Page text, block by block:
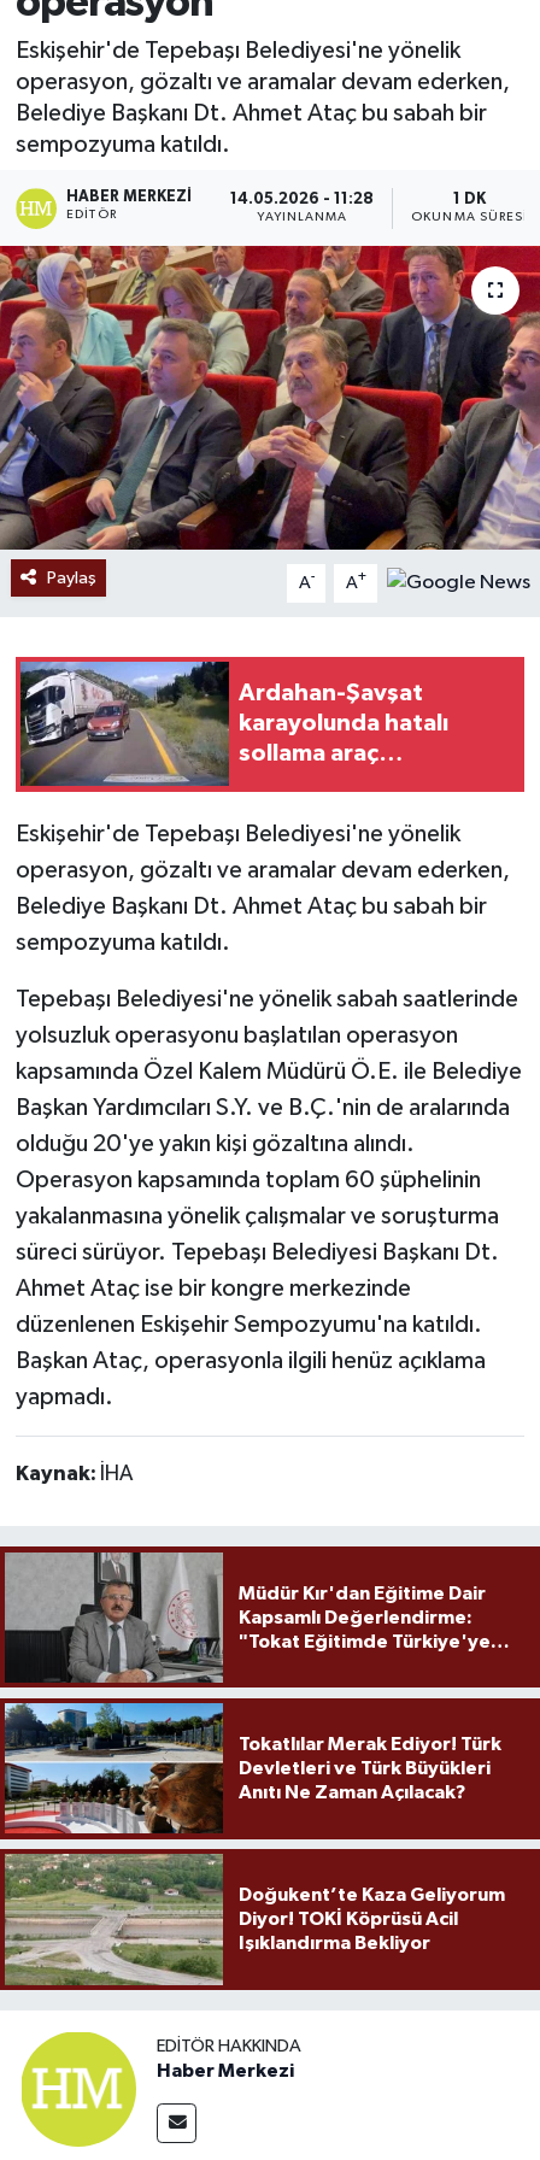
Eskişehir'de Tepebaşı Belediyesi'ne yönelik
operasyon, gözaltı ve aramalar devam ederken,
Belediye Başkanı Dt. Ahmet Ataç bu sabah bir
sempozyuma katıldı.
HABER MERKEZI
EDITÖR
14.05.2026 - 11:28
YAYINLANMA
1 DK
OKUNMA SÜRESI
Paylaş A- A+
Ardahan-Şavşat
karayolunda hatalı
sollama araç
Eskişehir'de Tepebaşı Belediyesi'ne yönelik
operasyon, gözaltı ve aramalar devam ederken,
Belediye Başkanı Dt. Ahmet Ataç bu sabah bir
sempozyuma katıldı.
Tepebaşı Belediyesi'ne yönelik sabah saatlerinde
yolsuzluk operasyonu başlatılan operasyon
kapsamında Özel Kalem Müdürü Ö.E. ile Belediye
Başkan Yardımcıları S.Y. ve B.Ç.'nin de aralarında
olduğu 20'ye yakın kişi gözaltına alındı.
Operasyon kapsamında toplam 60 şüphelinin
yakalanmasına yönelik çalışmalar ve soruşturma
süreci sürüyor. Tepebaşı Belediyesi Başkanı Dt.
Ahmet Ataç ise bir kongre merkezinde
düzenlenen Eskişehir Sempozyumu'na katıldı.
Başkan Ataç, operasyonla ilgili henüz açıklama
yapmadı.
Kaynak: İHA
Müdür Kır'dan Eğitime Dair
Kapsamlı Değerlendirme:
"Tokat Eğitimde Türkiye'ye
Tokatlılar Merak Ediyor! Türk
Devletleri ve Türk Büyükleri
Anıtı Ne Zaman Açılacak?
Doğukent’te Kaza Geliyorum
Diyor! TOKİ Köprüsü Acil
Işıklandırma Bekliyor
EDITÖR HAKKINDA
Haber Merkezi
Ekonomi
Sağlık